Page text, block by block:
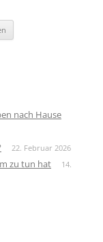
nach Hause
22. Februar 2026
zu tun hat
14.